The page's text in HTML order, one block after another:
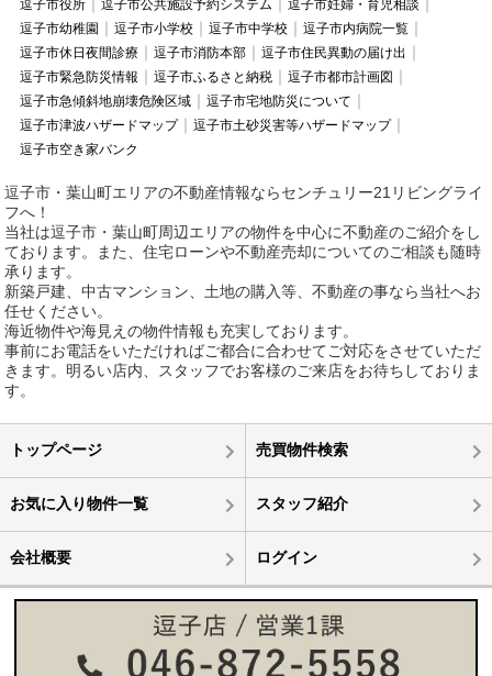
逗子市役所 逗子市公共施設予約システム
逗子市妊婦・育児相談
逗子市幼稚園
逗子市小学校 逗子市中学校
逗子市内病院一覧
逗子市休日夜間診療
逗子市消防本部
逗子市住民異動の届け出
逗子市緊急防災情報
逗子市ふるさと納税
逗子市都市計画図
逗子市急傾斜地崩壊危険区域
逗子市宅地防災について
逗子市津波ハザードマップ
逗子市土砂災害等ハザードマップ
逗子市空き家バンク
逗子市・葉山町エリアの不動産情報ならセンチュリー21リビングライ
フへ！
当社は逗子市・葉山町周辺エリアの物件を中心に不動産のご紹介をし
ております。また、住宅ローンや不動産売却についてのご相談も随時
承ります。
新築戸建、中古マンション、土地の購入等、不動産の事なら当社へお
任せください。
海近物件や海見えの物件情報も充実しております。
事前にお電話をいただければご都合に合わせてご対応をさせていただ
きます。明るい店内、スタッフでお客様のご来店をお待ちしておりま
す。
トップページ 売買物件検索
お気に入り物件一覧 スタッフ紹介
会社概要 ログイン